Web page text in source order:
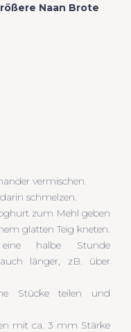
Naan Brote
vermischen.
schmelzen.
zum Mehl geben
glatten Teig kneten.
eine halbe Stunde
länger, zB. über
Stücke teilen und
mit ca. 3 mm Stärke